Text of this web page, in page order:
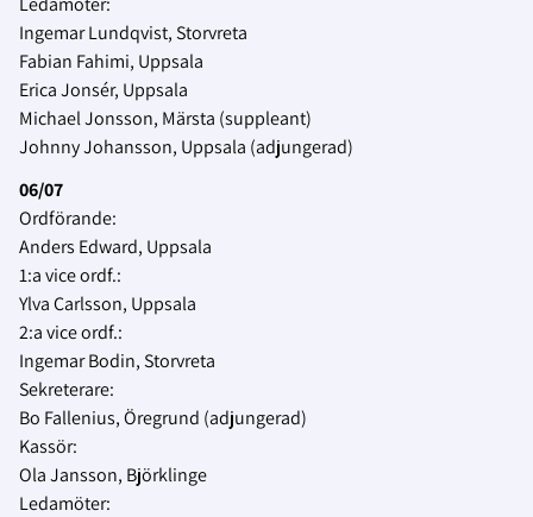
Ingemar Lundqvist, Storvreta
Fabian Fahimi, Uppsala
Erica Jonsér, Uppsala
Michael Jonsson, Märsta (suppleant)
Johnny Johansson, Uppsala (adjungerad)
06/07
Ordförande:
Anders Edward, Uppsala
1:a vice ordf.:
Ylva Carlsson, Uppsala
2:a vice ordf.:
Ingemar Bodin, Storvreta
Sekreterare:
Bo Fallenius, Öregrund (adjungerad)
Kassör:
Ola Jansson, Björklinge
Ledamöter: